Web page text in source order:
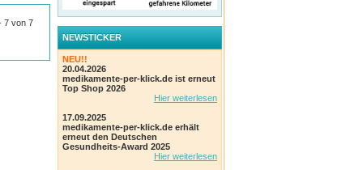
7 von 7
NEWSTICKER
NEU!!
20.04.2026
medikamente-per-klick.de ist erneut
Top Shop 2026
Hier weiterlesen
17.09.2025
medikamente-per-klick.de erhält
erneut den Deutschen
Gesundheits-Award 2025
Hier weiterlesen